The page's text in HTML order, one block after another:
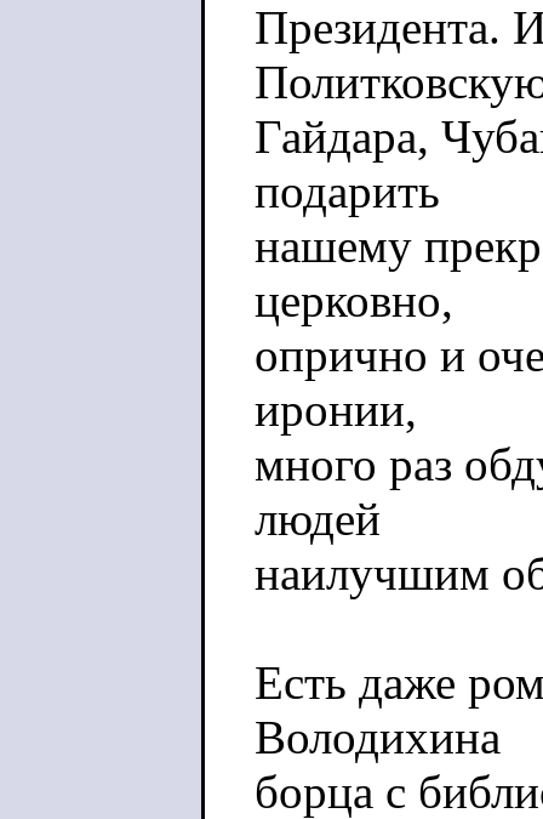
Президента.
Гайдара,
подарить
нашему
церковно,
опрично и
иронии,
много раз
людей
наилучшим
Есть даже
Володихина
борца с